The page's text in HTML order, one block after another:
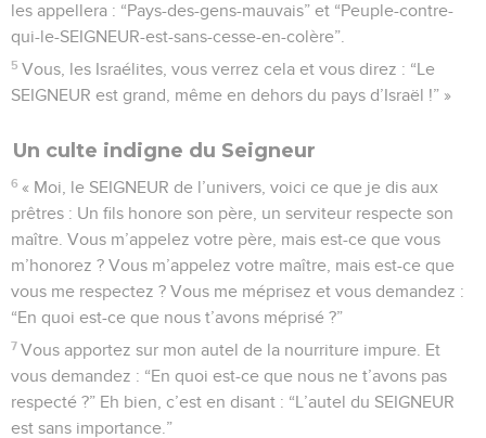
les appellera : “Pays-des-gens-mauvais” et “Peuple-contre-
qui-le-SEIGNEUR-est-sans-cesse-en-colère”.
5 Vous, les Israélites, vous verrez cela et vous direz : “Le
SEIGNEUR est grand, même en dehors du pays d’Israël !” »
Un culte indigne du Seigneur
6 « Moi, le SEIGNEUR de l’univers, voici ce que je dis aux
prêtres : Un fils honore son père, un serviteur respecte son
maître. Vous m’appelez votre père, mais est-ce que vous
m’honorez ? Vous m’appelez votre maître, mais est-ce que
vous me respectez ? Vous me méprisez et vous demandez :
“En quoi est-ce que nous t’avons méprisé ?”
7 Vous apportez sur mon autel de la nourriture impure. Et
vous demandez : “En quoi est-ce que nous ne t’avons pas
respecté ?” Eh bien, c’est en disant : “L’autel du SEIGNEUR
est sans importance.”